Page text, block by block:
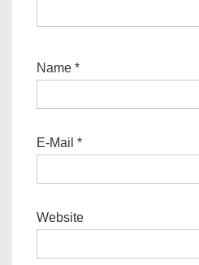
Name *
E-Mail *
Website